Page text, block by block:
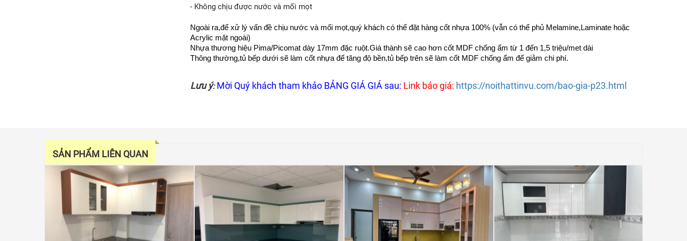
- Không chịu được nước và mối mọt
Ngoài ra,để xử lý vấn đề chịu nước và mối mọt,quý khách có thể đặt hàng cốt nhựa 100% (vẫn có thể phủ Melamine,Laminate hoặc
Acrylic mặt ngoài)
Nhựa thương hiệu Pima/Picomat dày 17mm đặc ruột.Giá thành sẽ cao hơn cốt MDF chống ẩm từ 1 đến 1,5 triệu/met dài
Thông thường,tủ bếp dưới sẽ làm cốt nhựa để tăng độ bền,tủ bếp trên sẽ làm cốt MDF chống ẩm để giảm chi phí.
Lưu ý: Mời Quý khách tham khảo BẢNG GIÁ GIÁ sau: Link báo giá: https://noithattinvu.com/bao-gia-p23.html
SẢN PHẨM LIÊN QUAN